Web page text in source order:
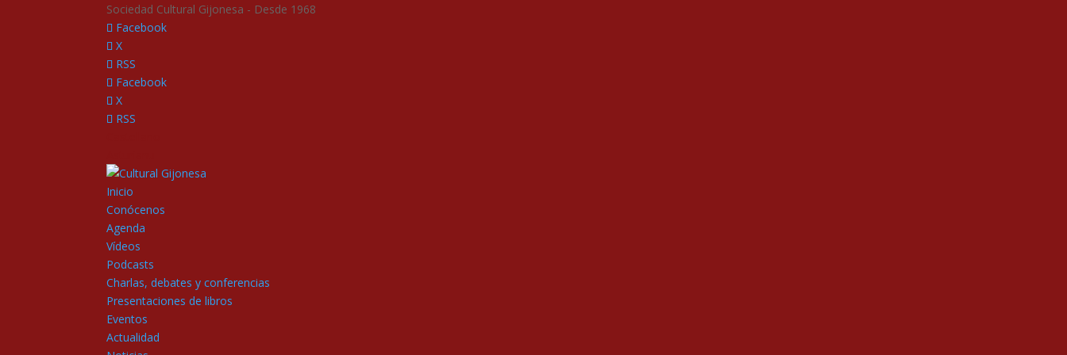
Sociedad Cultural Gijonesa - Desde 1968
Facebook
X
RSS
Facebook
X
RSS
Inicio
Conócenos
Agenda
Vídeos
Podcasts
Charlas, debates y conferencias
Presentaciones de libros
Eventos
Actualidad